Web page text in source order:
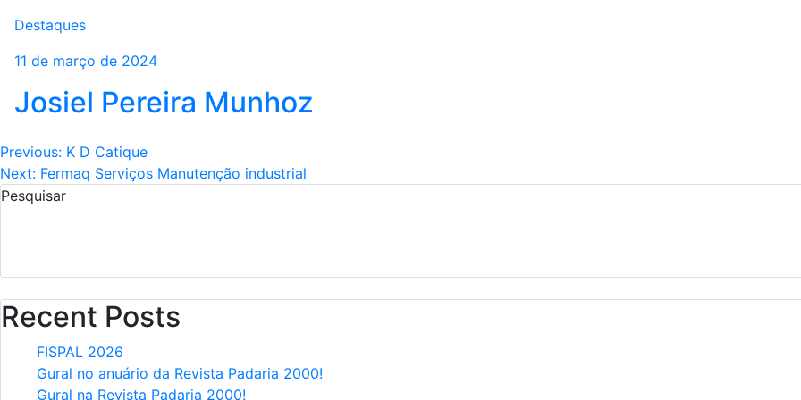
Destaques
11 de março de 2024
Josiel Pereira Munhoz
Navegação
de
Previous: K D Catique
Next: Fermaq Serviços Manutenção industrial
Pesquisar
Recent Posts
FISPAL 2026
Gural no anuário da Revista Padaria 2000!
Gural na Revista Padaria 2000!